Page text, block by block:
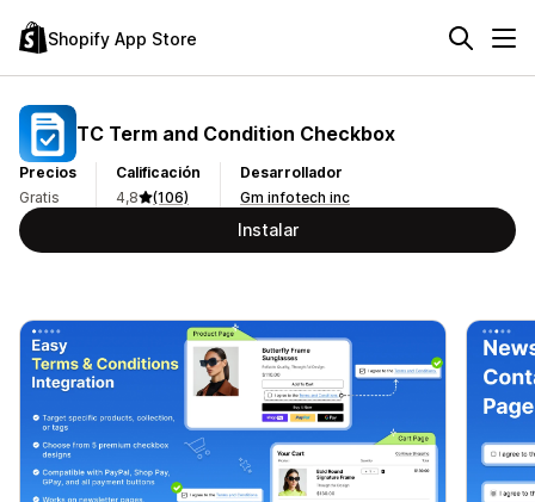
Shopify App Store
TC Term and Condition Checkbox
Precios
Gratis
Calificación
4,8
(106)
Desarrollador
Gm infotech inc
Instalar